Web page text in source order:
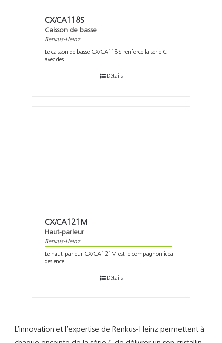
CX/CA118S
Caisson de basse
Renkus-Heinz
Le caisson de basse CX/CA118S renforce la série C
avec des . . .
Détails
CX/CA121M
Haut-parleur
Renkus-Heinz
Le haut-parleur CX/CA121M est le compagnon idéal
des encei . . .
Détails
L’innovation et l’expertise de Renkus-Heinz permettent à